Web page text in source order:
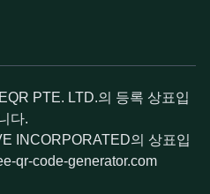
PTE. LTD.의 등록 상표입
다.
INCORPORATED의 상표입
qr-code-generator.com